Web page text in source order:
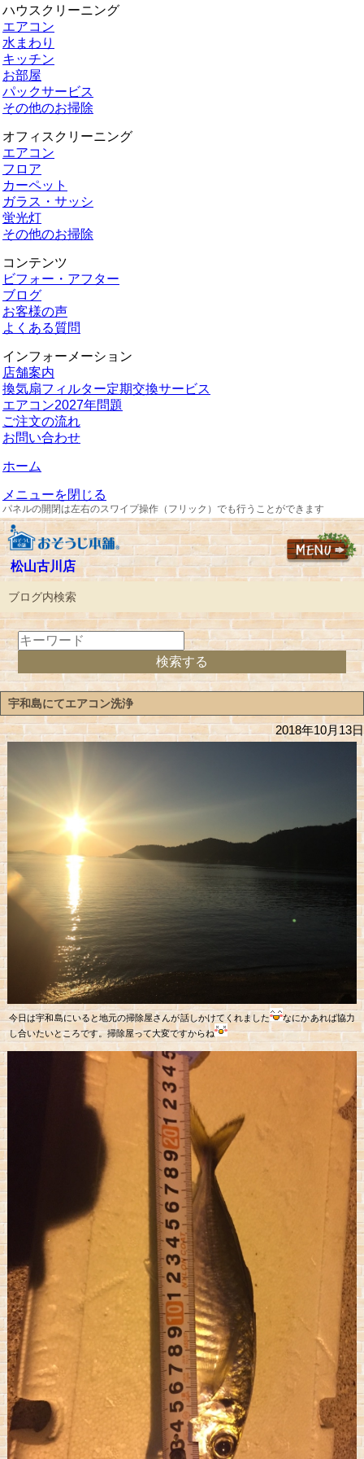
ハウスクリーニング
エアコン
水まわり
キッチン
お部屋
パックサービス
その他のお掃除
オフィスクリーニング
エアコン
フロア
カーペット
ガラス・サッシ
蛍光灯
その他のお掃除
コンテンツ
ビフォー・アフター
ブログ
お客様の声
よくある質問
インフォーメーション
店舗案内
換気扇フィルター定期交換サービス
エアコン2027年問題
ご注文の流れ
お問い合わせ
ホーム
メニューを閉じる
パネルの開閉は左右のスワイプ操作（フリック）でも行うことができます
松山古川店
ブログ内検索
宇和島にてエアコン洗浄
2018年10月13日
今日は宇和島にいると地元の掃除屋さんが話しかけてくれました
なにかあれば協力
し合いたいところです。掃除屋って大変ですからね